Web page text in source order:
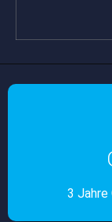
3 Jahre